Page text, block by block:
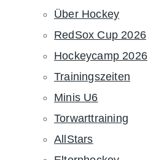
Über Hockey
RedSox Cup 2026
Hockeycamp 2026
Trainingszeiten
Minis U6
Torwarttraining
AllStars